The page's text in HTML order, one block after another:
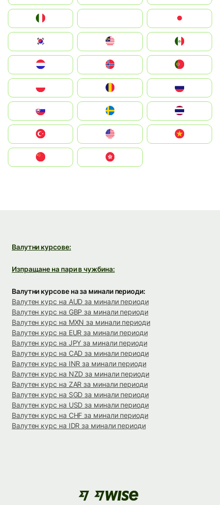
South Korea
United States
中國香港特別行政區
Валутни курсове:
Изпращане на пари в чужбина:
Валутни курсове на за минали периоди:
Валутен курс на AUD за минали периоди
Валутен курс на GBP за минали периоди
Валутен курс на MXN за минали периоди
Валутен курс на EUR за минали периоди
Валутен курс на JPY за минали периоди
Валутен курс на CAD за минали периоди
Валутен курс на INR за минали периоди
Валутен курс на NZD за минали периоди
Валутен курс на ZAR за минали периоди
Валутен курс на SGD за минали периоди
Валутен курс на USD за минали периоди
Валутен курс на CHF за минали периоди
Валутен курс на IDR за минали периоди